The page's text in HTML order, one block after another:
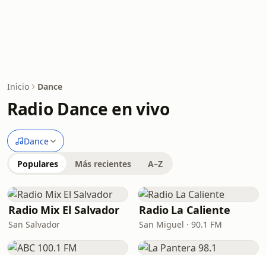
Inicio Dance
Radio Dance en vivo
Dance
Populares Más recientes A–Z
Radio Mix El Salvador
San Salvador
Radio La Caliente
San Miguel · 90.1 FM